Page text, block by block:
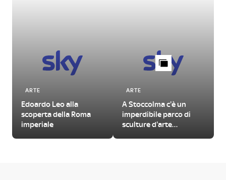
ARTE
Edoardo Leo alla
scoperta della Roma
imperiale
ARTE
A Stoccolma c'è un
imperdibile parco di
sculture d'arte